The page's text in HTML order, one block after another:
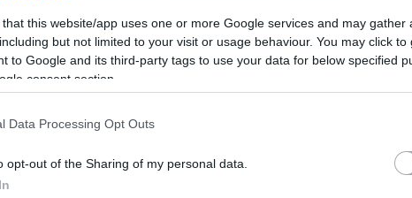
that this website/app uses one or more Google services and may gather
but not limited to your visit or usage behaviour. You may click to
to Google and its third-party tags to use your data for below specified
consent section.
Data Processing Opt Outs
opt-out of the Sharing of my personal data.
comercial
rodea el crecimiento del comercio
progreso, o simplemente acumulando
datos de INEGI, en 2024, el déficit
exportaciones de 9.94 mil millones y